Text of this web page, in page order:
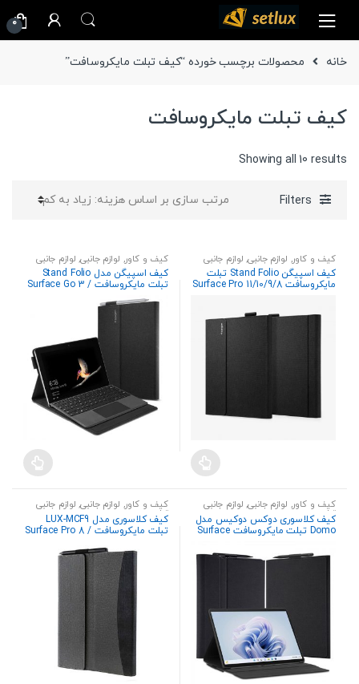
navigation
content
0
خانه محصولات برچسب خورده “کیف تبلت مایکروسافت”
کیف تبلت مایکروسافت
Showing all 10 results
Sorted
price:
Filters
کیف و کاور, لوازم جانبی, لوازم جانبی
تبلت
کیف اسپیگن Stand Folio تبلت
مایکروسافت Surface Pro 11/10/9/8
کیف و کاور, لوازم جانبی, لوازم جانبی
تبلت
کیف اسپیگن مدل Stand Folio
تبلت مایکروسافت Surface Go 3 /
Go 2 / Go به همراه جا قلمی
کیف و کاور, لوازم جانبی, لوازم جانبی
تبلت
کیف کلاسوری دوکس دوکیس مدل
Domo تبلت مایکروسافت Surface
کیف و کاور, لوازم جانبی, لوازم جانبی
تبلت
کیف کلاسوری مدل LUX-MCF9
تبلت مایکروسافت Surface Pro 8 /